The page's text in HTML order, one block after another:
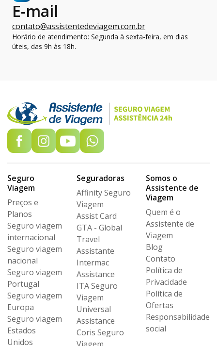
E-mail
contato@assistentedeviagem.com.br
Horário de atendimento: Segunda à sexta-feira, em dias
úteis, das 9h às 18h.
Seguro
Viagem
Preços e
Planos
Seguro viagem
internacional
Seguro viagem
nacional
Seguro viagem
Portugal
Seguro viagem
Europa
Seguro viagem
Estados
Unidos
Seguradoras
Affinity Seguro
Viagem
Assist Card
GTA - Global
Travel
Assistante
Intermac
Assistance
ITA Seguro
Viagem
Universal
Assistance
Coris Seguro
Somos o
Assistente de
Viagem
Quem é o
Assistente de
Viagem
Blog
Contato
Política de
Privacidade
Política de
Ofertas
Responsabilidade
social